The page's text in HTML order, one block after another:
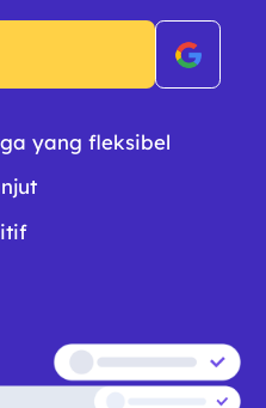
yang fleksibel